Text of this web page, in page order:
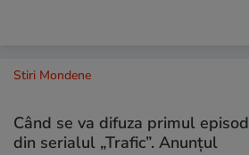
Stiri Mondene
Când se va difuza primul episod
din serialul „Trafic”. Anunțul